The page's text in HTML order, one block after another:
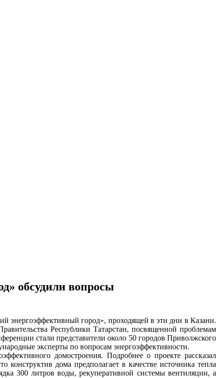
обсудили вопросы
энергоэффективный город», проходящей в эти дни в Казани.
Республики Татарстан, посвященной проблемам
стали представители около 50 городов Приволжского
эксперты по вопросам энергоэффективности.
домостроения. Подробнее о проекте рассказал
дома предполагает в качестве источника тепла
300 литров воды, рекуперативной системы вентиляции, а